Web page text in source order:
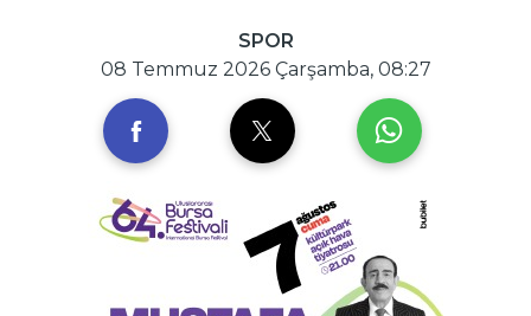
SPOR
08 Temmuz 2026 Çarşamba, 08:27